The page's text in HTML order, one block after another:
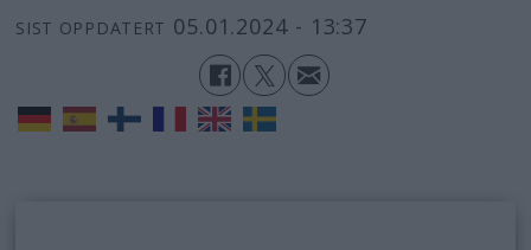
SIST OPPDATERT 05.01.2024 - 13:37